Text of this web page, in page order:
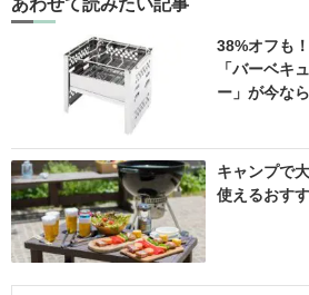
38%オフも
「バーベキ
ー」が今な
キャンプで
使えるおす